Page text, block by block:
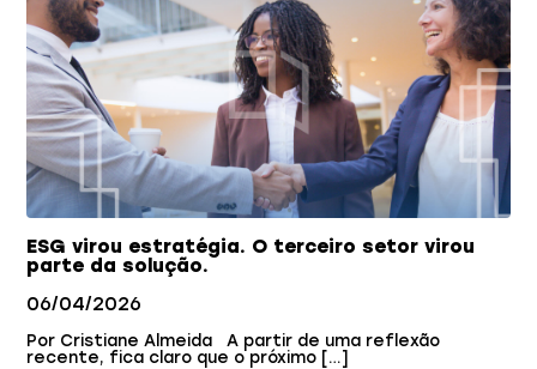
ESG virou estratégia. O terceiro setor virou
parte da solução.
06/04/2026
Por Cristiane Almeida A partir de uma reflexão
recente, fica claro que o próximo […]